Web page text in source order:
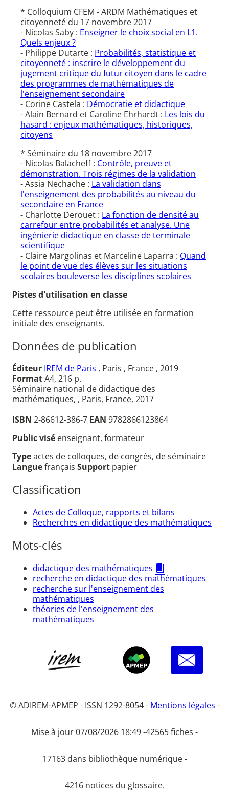
* Colloquium CFEM - ARDM Mathématiques et
citoyenneté du 17 novembre 2017
- Nicolas Saby : Enseigner le choix social en L1.
Quels enjeux ?
- Philippe Dutarte : Probabilités, statistique et
citoyenneté : inscrire le développement du
jugement critique du futur citoyen dans le cadre
des programmes de mathématiques de
l'enseignement secondaire
- Corine Castela : Démocratie et didactique
- Alain Bernard et Caroline Ehrhardt : Les lois du
hasard : enjeux mathématiques, historiques,
citoyens
* Séminaire du 18 novembre 2017
- Nicolas Balacheff : Contrôle, preuve et
démonstration. Trois régimes de la validation
- Assia Nechache : La validation dans
l'enseignement des probabilités au niveau du
secondaire en France
- Charlotte Derouet : La fonction de densité au
carrefour entre probabilités et analyse. Une
ingénierie didactique en classe de terminale
scientifique
- Claire Margolinas et Marceline Laparra : Quand
le point de vue des élèves sur les situations
scolaires bouleverse les disciplines scolaires
Pistes d'utilisation en classe
Cette ressource peut être utilisée en formation
initiale des enseignants.
Données de publication
Éditeur IREM de Paris , Paris , France , 2019
FormatA4, 216 p.
Séminaire national de didactique des
mathématiques, , Paris, France, 2017
ISBN 2-86612-386-7 EAN 9782866123864
Public visé enseignant, formateur
Typeactes de colloques, de congrès, de séminaire
Languefrançais Support papier
Classification
Actes de Colloque, rapports et bilans
Recherches en didactique des mathématiques
Mots-clés
didactique des mathématiques
recherche en didactique des mathématiques
recherche sur l'enseignement des
mathématiques
théories de l'enseignement des
mathématiques
© ADIREM-APMEP - ISSN 1292-8054 - Mentions légales -
Mise à jour 07/08/2026 18:49 -42565 fiches -
17163 dans bibliothèque numérique -
4216 notices du glossaire.